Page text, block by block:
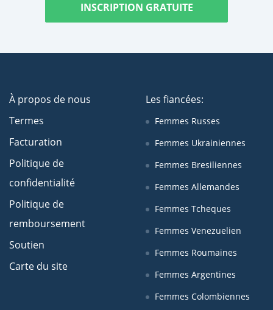
INSCRIPTION GRATUITE
À propos de nous
Termes
Facturation
Politique de
confidentialité
Politique de
remboursement
Soutien
Carte du site
Les fiancées:
Femmes Russes
Femmes Ukrainiennes
Femmes Bresiliennes
Femmes Allemandes
Femmes Tcheques
Femmes Venezuelien
Femmes Roumaines
Femmes Argentines
Femmes Colombiennes